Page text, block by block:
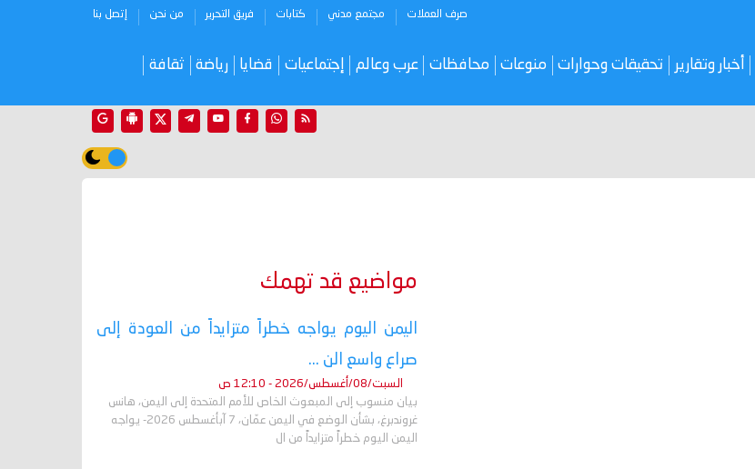
صرف العملات مجتمع مدني كتابات فريق التحرير من نحن إتصل بنا
أخبار وتقارير تحقيقات وحوارات منوعات محافظات عرب وعالم إجتماعيات قضايا رياضة ثقافة
مواضيع قد تهمك
اليمن اليوم يواجه خطراً متزايداً من العودة إلى
صراع واسع الن ...
السبت/08/أغسطس/2026 - 12:10 ص
بيان منسوب إلى المبعوث الخاص للأمم المتحدة إلى اليمن، هانس
غروندبرغ، بشأن الوضع في اليمن عمّان، 7 آبأغسطس 2026- يواجه
اليمن اليوم خطراً متزايداً من ال